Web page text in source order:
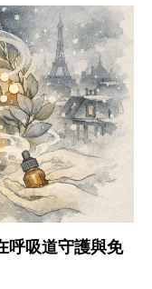
呼吸道守護與免